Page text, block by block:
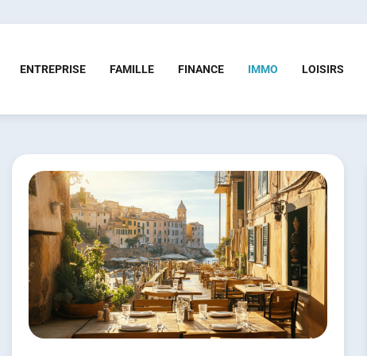
ENTREPRISE FAMILLE FINANCE IMMO LOISIRS